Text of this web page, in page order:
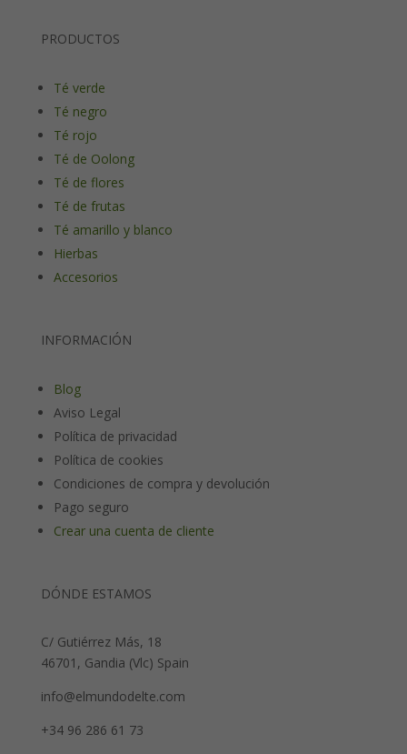
PRODUCTOS
Té verde
Té negro
Té rojo
Té de Oolong
Té de flores
Té de frutas
Té amarillo y blanco
Hierbas
Accesorios
INFORMACIÓN
Blog
Aviso Legal
Política de privacidad
Política de cookies
Condiciones de compra y devolución
Pago seguro
Crear una cuenta de cliente
DÓNDE ESTAMOS
C/ Gutiérrez Más, 18
46701, Gandia (Vlc) Spain
info@elmundodelte.com
+34 96 286 61 73